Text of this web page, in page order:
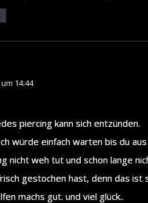
14:44
piercing kann sich entzünden.
würde einfach warten bis du
nicht weh tut und schon lange
gestochen hast, denn das ist
machs gut. und viel glück..